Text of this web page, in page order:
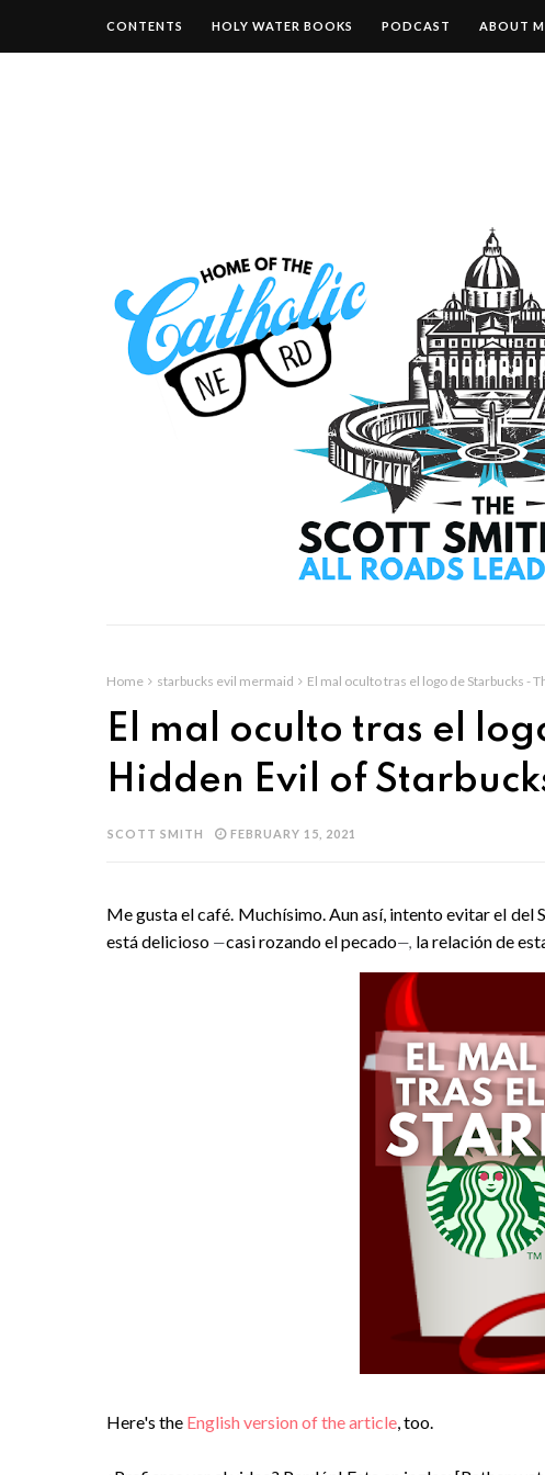
CONTENTS HOLY WATER BOOKS PODCAST ABOUT
Home starbucks evil mermaid El mal oculto tras el logo de Starbucks -
El mal oculto tras el
Hidden Evil of
SCOTT SMITH FEBRUARY 15, 2021
Me gusta el café. Muchísimo. Aun así, intento evitar el del
está delicioso —casi rozando el pecado—, la relación de
Here's the English version of the article, too.